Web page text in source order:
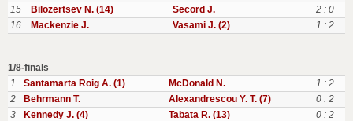
15
Bilozertsev N. (14) Secord J.
2 : 0
16
Mackenzie J. Vasami J. (2) 1 : 2
1/8-finals
1
Santamarta Roig A. (1) McDonald N.
1 : 2
2
Behrmann T. Alexandrescou Y. T. (7)
0 : 2
3
Kennedy J. (4) Tabata R. (13)
0 : 2